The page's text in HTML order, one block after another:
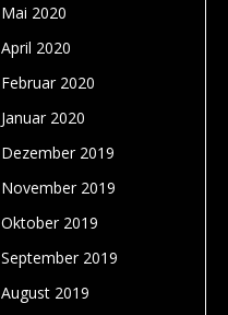
Mai 2020
April 2020
Februar 2020
Januar 2020
Dezember 2019
November 2019
Oktober 2019
September 2019
August 2019